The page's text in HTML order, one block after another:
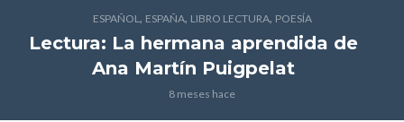
ESPAÑOL, ESPAÑA, LIBRO LECTURA, POESÍA
Lectura: La hermana aprendida de
Ana Martín Puigpelat
8 meses hace